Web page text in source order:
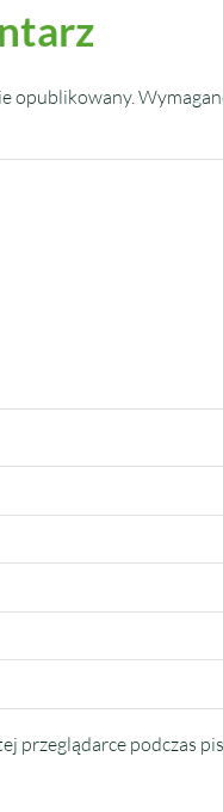
opublikowany.
przeglądarce podczas